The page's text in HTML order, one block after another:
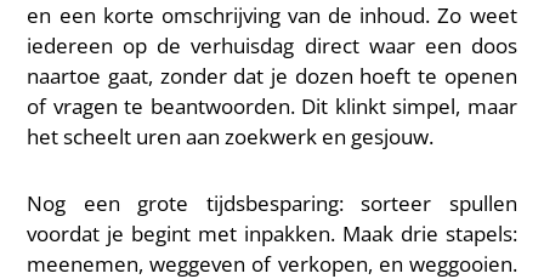
en een korte omschrijving van de inhoud. Zo weet
iedereen op de verhuisdag direct waar een doos
naartoe gaat, zonder dat je dozen hoeft te openen
of vragen te beantwoorden. Dit klinkt simpel, maar
het scheelt uren aan zoekwerk en gesjouw.
Nog een grote tijdsbesparing: sorteer spullen
voordat je begint met inpakken. Maak drie stapels:
meenemen, weggeven of verkopen, en weggooien.